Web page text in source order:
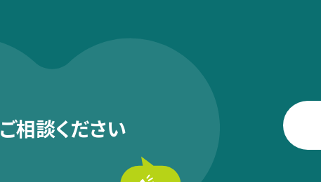
ご相談ください